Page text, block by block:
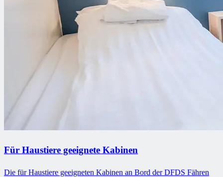
Für Haustiere geeignete Kabinen
Die für Haustiere geeigneten Kabinen an Bord der DFDS Fähren